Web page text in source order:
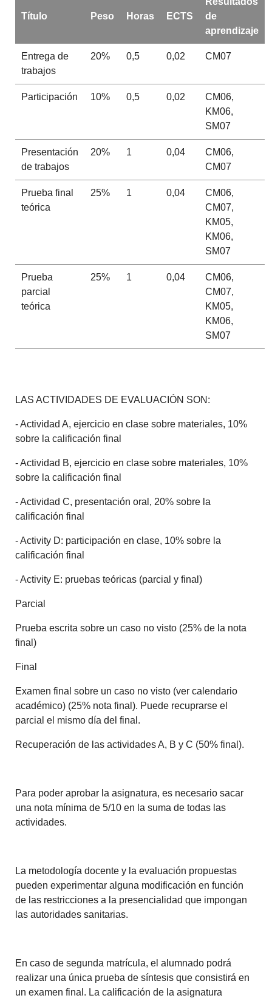
Título Peso Horas ECTS
de
aprendizaje
Entrega de
trabajos
20% 0,5 0,02 CM07
Participación 10% 0,5 0,02
CM06,
KM06,
SM07
Presentación
de trabajos
20% 1 0,04
CM06,
CM07
Prueba final
teórica
25% 1 0,04
CM06,
CM07,
KM05,
KM06,
SM07
Prueba
parcial
teórica
25% 1 0,04
CM06,
CM07,
KM05,
KM06,
SM07
LAS ACTIVIDADES DE EVALUACIÓN SON:
- Actividad A, ejercicio en clase sobre materiales, 10%
sobre la calificación final
- Actividad B, ejercicio en clase sobre materiales, 10%
sobre la calificación final
- Actividad C, presentación oral, 20% sobre la
calificación final
- Activity D: participación en clase, 10% sobre la
calificación final
- Activity E: pruebas teóricas (parcial y final)
Parcial
Prueba escrita sobre un caso no visto (25% de la nota
final)
Final
Examen final sobre un caso no visto (ver calendario
académico) (25% nota final). Puede recuprarse el
parcial el mismo día del final.
Recuperación de las actividades A, B y C (50% final).
Para poder aprobar la asignatura, es necesario sacar
una nota mínima de 5/10 en la suma de todas las
actividades.
La metodología docente y la evaluación propuestas
pueden experimentar alguna modificación en función
de las restricciones a la presencialidad que impongan
las autoridades sanitarias.
En caso de segunda matrícula, el alumnado podrá
realizar una única prueba de síntesis que consistirá en
un examen final. La calificación de la asignatura